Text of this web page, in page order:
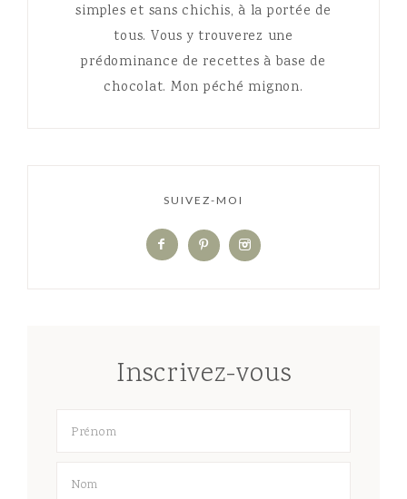
simples et sans chichis, à la portée de
tous. Vous y trouverez une
prédominance de recettes à base de
chocolat. Mon péché mignon.
SUIVEZ-MOI
Inscrivez-vous